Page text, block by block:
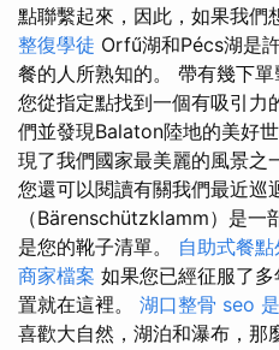
點聯繫起來，因此，如果我們
整復學徒 Orfű湖和Pécs湖是
餐的人所熟知的。 帶有幾下
您從指定點找到一個有吸引力
們並發現Balaton陸地的美好
現了我們國家最美麗的風景之
您還可以閱讀有關我們最近巡
（Bärenschützklamm）是一
是您的靴子清單。 自助式餐點
商家檔案 如果您已經征服了
置就在這裡。 湖口整骨 seo
喜歡大自然，湖泊和瀑布，那